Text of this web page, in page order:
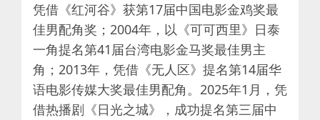
凭借《红河谷》获第17届中国电影金鸡奖最
佳男配角奖；2004年，以《可可西里》日泰
一角提名第41届台湾电影金马奖最佳男主
角；2013年，凭借《无人区》提名第14届华
语电影传媒大奖最佳男配角。2025年1月，凭
借热播剧《日光之城》，成功提名第三届中